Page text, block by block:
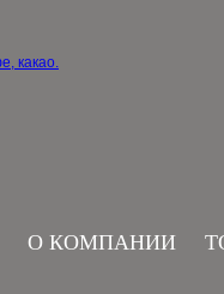
О КОМПАНИИ